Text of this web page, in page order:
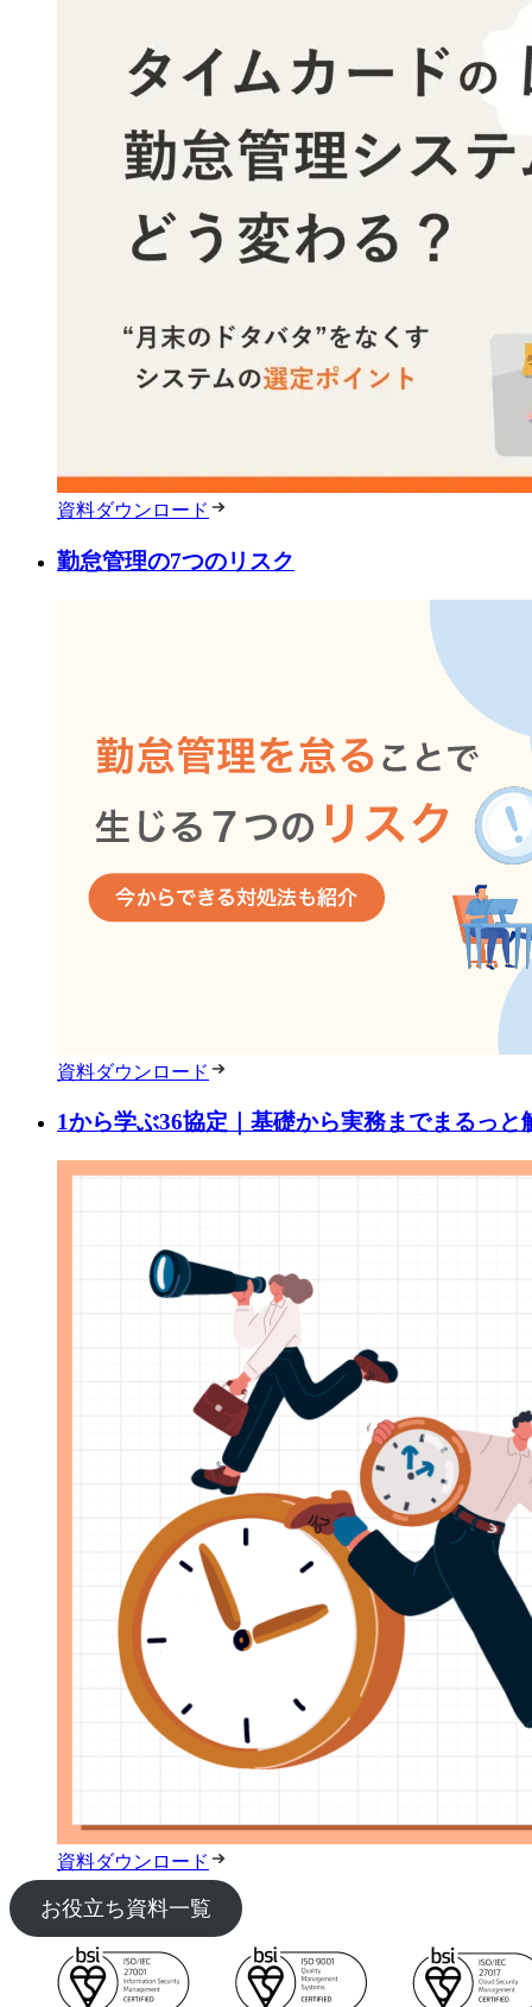
資料ダウンロード
勤怠管理の7つのリスク
資料ダウンロード
1から学ぶ36協定｜基礎から実務までまるっと
資料ダウンロード
お役立ち資料一覧